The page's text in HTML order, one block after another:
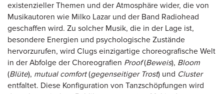
existenzieller Themen und der Atmosphäre wider, die von
Musikautoren wie Milko Lazar und der Band Radiohead
geschaffen wird. Zu solcher Musik, die in der Lage ist,
besondere Energien und psychologische Zustände
hervorzurufen, wird Clugs einzigartige choreografische Welt
in der Abfolge der Choreografien Proof(Beweis), Bloom
(Blüte), mutual comfort(gegenseitiger Trost) und Cluster
entfaltet. Diese Konfiguration von Tanzschöpfungen wird